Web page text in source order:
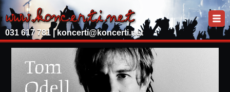
031 617 781 | koncerti@koncerti.net